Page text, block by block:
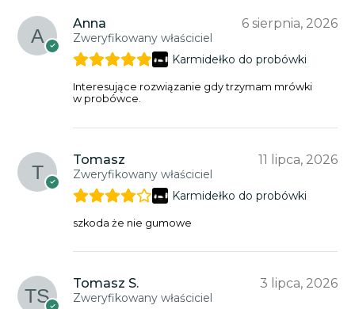
Anna
Zweryfikowany właściciel
6 sierpnia, 2026
Karmidełko do probówki
Interesujące rozwiązanie gdy trzymam mrówki
w probówce.
Tomasz
Zweryfikowany właściciel
11 lipca, 2026
Karmidełko do probówki
szkoda że nie gumowe
Tomasz S.
Zweryfikowany właściciel
3 lipca, 2026